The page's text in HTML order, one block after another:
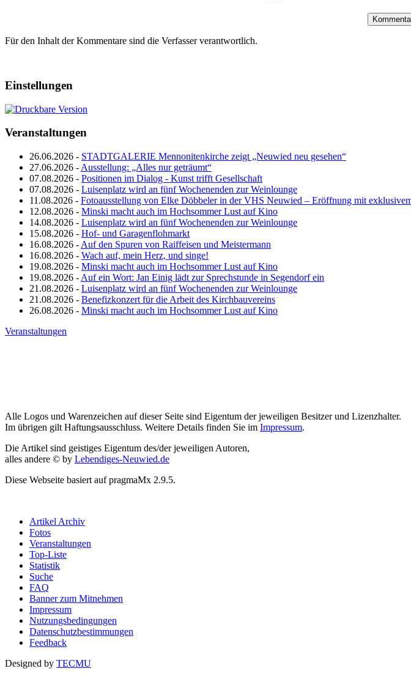
Für den Inhalt der Kommentare sind die Verfasser verantwortlich.
Einstellungen
Veranstaltungen
26.06.2026 - STADTGALERIE Mennonitenkirche zeigt „Neuwied neu gesehen“
27.06.2026 - Ausstellung: „Alles nur geträumt“
07.08.2026 - Positionen im Dialog - Kunst trifft Gesellschaft
07.08.2026 - Luisenplatz wird an fünf Wochenenden zur Weinlounge
11.08.2026 - Fotoausstellung von Elke Döbbeler in der VHS Neuwied – Eröffnung mit
12.08.2026 - Minski macht auch im Hochsommer Lust auf Kino
14.08.2026 - Luisenplatz wird an fünf Wochenenden zur Weinlounge
15.08.2026 - Hof- und Garagenflohmarkt
16.08.2026 - Auf den Spuren von Raiffeisen und Meistermann
16.08.2026 - Wach auf, mein Herz, und singe!
19.08.2026 - Minski macht auch im Hochsommer Lust auf Kino
19.08.2026 - Auf ein Wort: Jan Einig lädt zur Sprechstunde in Segendorf ein
21.08.2026 - Luisenplatz wird an fünf Wochenenden zur Weinlounge
21.08.2026 - Benefizkonzert für die Arbeit des Kirchbauvereins
26.08.2026 - Minski macht auch im Hochsommer Lust auf Kino
Veranstaltungen
Alle Logos und Warenzeichen auf dieser Seite sind Eigentum der jeweiligen Besitzer und Lizenzhalter.
Im übrigen gilt Haftungsausschluss. Weitere Details finden Sie im Impressum.
Die Artikel sind geistiges Eigentum des/der jeweiligen Autoren,
alles andere © by Lebendiges-Neuwied.de
Diese Webseite basiert auf pragmaMx 2.9.5.
Artikel Archiv
Fotos
Veranstaltungen
Top-Liste
Statistik
Suche
FAQ
Banner zum Mitnehmen
Impressum
Nutzungsbedingungen
Datenschutzbestimmungen
Feedback
Designed by TECMU